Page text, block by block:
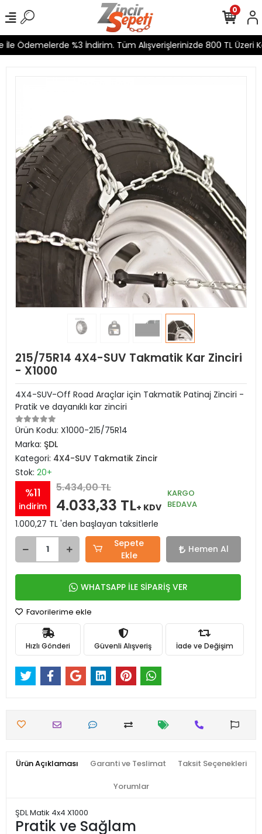
Ödemelerde %3 İndirim. Tüm Alışverişlerinizde 800 TL Üzeri
0
215/75R14 4X4-SUV Takmatik Kar Zinciri
- X1000
4X4-SUV-Off Road Araçlar için Takmatik Patinaj Zinciri -
Pratik ve dayanıklı kar zinciri
Ürün Kodu: X1000-215/75R14
Marka: ŞDL
Kategori: 4X4-SUV Takmatik Zincir
Stok: 20+
%11
indirim
5.434,00 TL
4.033,33 TL+ KDV
KARGO
BEDAVA
1.000,27 TL 'den başlayan taksitlerle
Sepete
Ekle
Hemen Al
WHATSAPP İLE SİPARİŞ VER
Favorilerime ekle
Hızlı Gönderi Güvenli Alışveriş İade ve Değişim
Ürün Açıklaması Garanti ve Teslimat Taksit Seçenekleri
Yorumlar
ŞDL Matik 4x4 X1000
Pratik ve Sağlam